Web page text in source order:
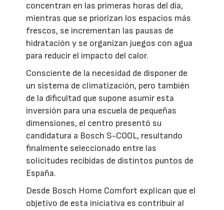
concentran en las primeras horas del día,
mientras que se priorizan los espacios más
frescos, se incrementan las pausas de
hidratación y se organizan juegos con agua
para reducir el impacto del calor.
Consciente de la necesidad de disponer de
un sistema de climatización, pero también
de la dificultad que supone asumir esta
inversión para una escuela de pequeñas
dimensiones, el centro presentó su
candidatura a Bosch S-COOL, resultando
finalmente seleccionado entre las
solicitudes recibidas de distintos puntos de
España.
Desde Bosch Home Comfort explican que el
objetivo de esta iniciativa es contribuir al